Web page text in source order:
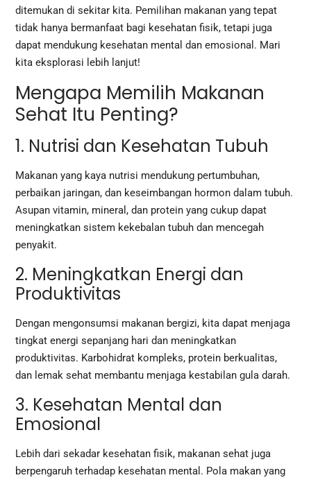
ditemukan di sekitar kita. Pemilihan makanan yang tepat
tidak hanya bermanfaat bagi kesehatan fisik, tetapi juga
dapat mendukung kesehatan mental dan emosional. Mari
kita eksplorasi lebih lanjut!
Mengapa Memilih Makanan
Sehat Itu Penting?
1. Nutrisi dan Kesehatan Tubuh
Makanan yang kaya nutrisi mendukung pertumbuhan,
perbaikan jaringan, dan keseimbangan hormon dalam tubuh.
Asupan vitamin, mineral, dan protein yang cukup dapat
meningkatkan sistem kekebalan tubuh dan mencegah
penyakit.
2. Meningkatkan Energi dan
Produktivitas
Dengan mengonsumsi makanan bergizi, kita dapat menjaga
tingkat energi sepanjang hari dan meningkatkan
produktivitas. Karbohidrat kompleks, protein berkualitas,
dan lemak sehat membantu menjaga kestabilan gula darah.
3. Kesehatan Mental dan
Emosional
Lebih dari sekadar kesehatan fisik, makanan sehat juga
berpengaruh terhadap kesehatan mental. Pola makan yang